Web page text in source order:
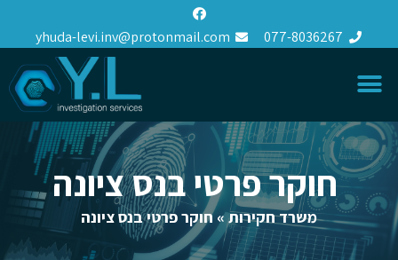
077-8036267
yhuda-levi.inv@protonmail.com
חוקר פרטי בנס ציונה
משרד חקירות»חוקר פרטי בנס ציונה